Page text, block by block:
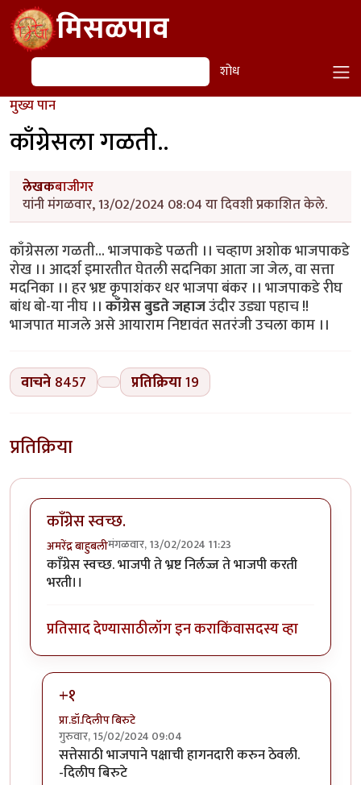
Skip to main contentमिसळपाव
शोध शोध
मुख्य पान
काँग्रेसला गळती..
लेखकबाजीगर
यांनी मंगळवार, 13/02/2024 08:04 या दिवशी प्रकाशित केले.
काँग्रेसला गळती... भाजपाकडे पळती ।। चव्हाण अशोक भाजपाकडे
रोख ।। आदर्श इमारतीत घेतली सदनिका आता जा जेल, वा सत्ता
मदनिका ।। हर भ्रष्ट कृपाशंकर धर भाजपा बंकर ।। भाजपाकडे रीघ
बांध बो-या नीघ ।।काँग्रेस बुडते जहाजउंदीर उड्या पहाच !!
भाजपात माजले असे आयाराम निष्टावंत सतरंजी उचला काम ।।
वाचने 8457 प्रतिक्रिया19
प्रतिक्रिया
काॅंग्रेस स्वच्छ.
अमरेंद्र बाहुबलीमंगळवार, 13/02/2024 11:23
काॅंग्रेस स्वच्छ. भाजपी ते भ्रष्ट निर्लज्ज ते भाजपी करती
भरती।।
प्रतिसाद देण्यासाठीलॉग इन कराकिंवासदस्य व्हा
+१
प्रा.डॉ.दिलीप बिरुटे
गुरुवार, 15/02/2024 09:04
In reply toकाॅंग्रेस स्वच्छ.byअमरेंद्र बाहुबली
सत्तेसाठी भाजपाने पक्षाची हागनदारी करुन ठेवली.
-दिलीप बिरुटे